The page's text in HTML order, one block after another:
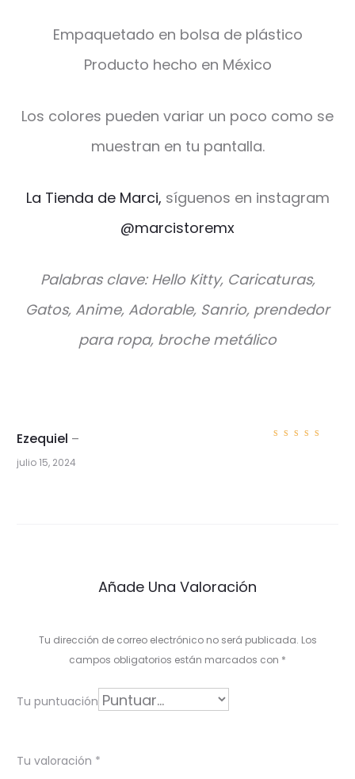
Empaquetado en bolsa de plástico
Producto hecho en México
Los colores pueden variar un poco como se
muestran en tu pantalla.
La Tienda de Marci, síguenos en instagram
@marcistoremx
Palabras clave: Hello Kitty, Caricaturas,
Gatos, Anime, Adorable, Sanrio, prendedor
para ropa, broche metálico
1
i
n
Ezequiel –
julio 15, 2024
Añade Una Valoración
Tu dirección de correo electrónico no será publicada. Los
campos obligatorios están marcados con *
Tu puntuación
Tu valoración *